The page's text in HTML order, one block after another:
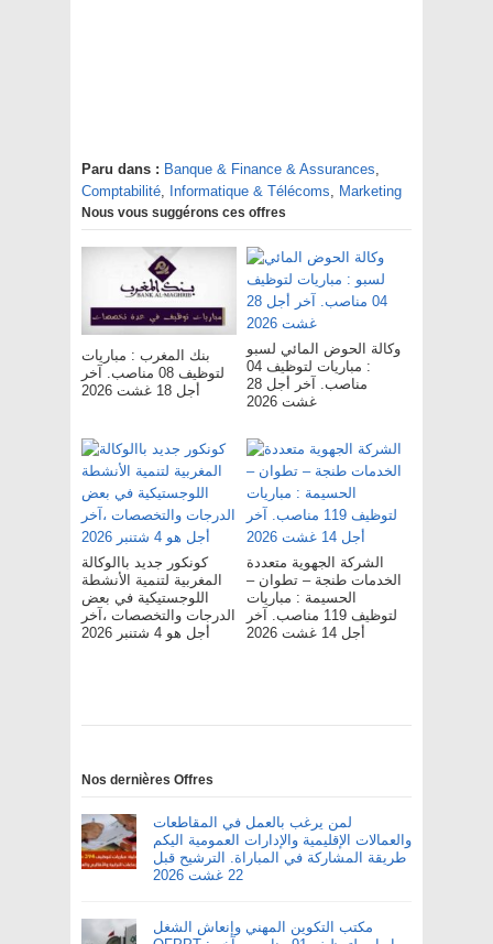
Paru dans : Banque & Finance & Assurances,
Comptabilité, Informatique & Télécoms, Marketing
Nous vous suggérons ces offres
بنك المغرب : مباريات
لتوظيف 08 مناصب. آخر
أجل 18 غشت 2026
وكالة الحوض المائي لسبو
: مباريات لتوظيف 04
مناصب. آخر أجل 28
غشت 2026
كونكور جديد باالوكالة
المغربية لتنمية الأنشطة
اللوجستيكية في بعض
الدرجات والتخصصات ،آخر
أجل هو 4 شتنبر 2026
الشركة الجهوية متعددة
الخدمات طنجة – تطوان –
الحسيمة : مباريات
لتوظيف 119 مناصب. آخر
أجل 14 غشت 2026
Nos dernières Offres
لمن يرغب بالعمل في المقاطعات
والعمالات الإقليمية والإدارات العمومية اليكم
طريقة المشاركة في المباراة. الترشيح قبل
22 غشت 2026
مكتب التكوين المهني وإنعاش الشغل